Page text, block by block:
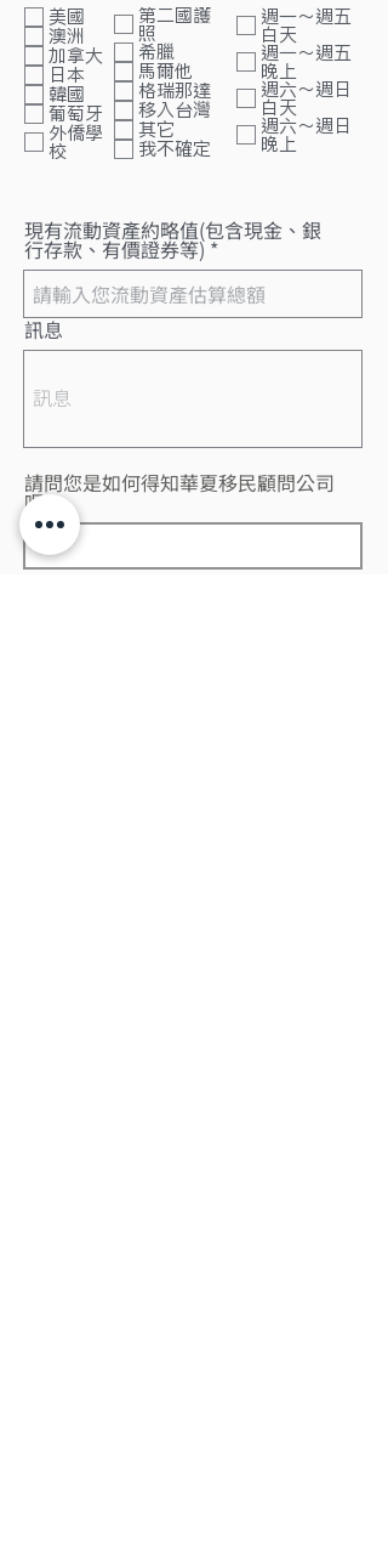
美國
澳洲
加拿大
日本
韓國
葡萄牙
外僑學
校
第二國護
照
希臘
馬爾他
格瑞那達
移入台灣
其它
我不確定
週一～週五
白天
週一～週五
晚上
週六～週日
白天
週六～週日
晚上
現有流動資產約略值(包含現金、銀
行存款、有價證券等)
訊息
請問您是如何得知華夏移民顧問公司
呢?